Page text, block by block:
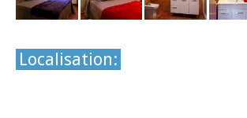
Localisation: